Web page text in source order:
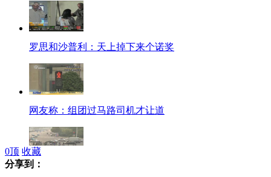
罗思和沙普利：天上掉下来个诺奖
网友称：组团过马路司机才让道
0顶 收藏
分享到：